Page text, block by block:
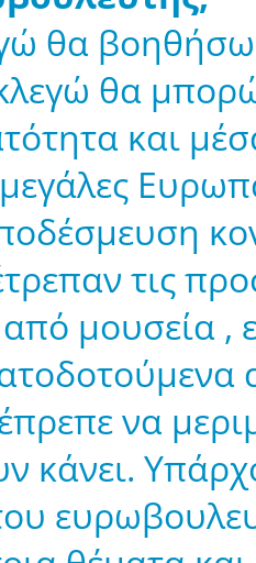
θα
θα
και
τις
μουσεία ,
να
κάνει.